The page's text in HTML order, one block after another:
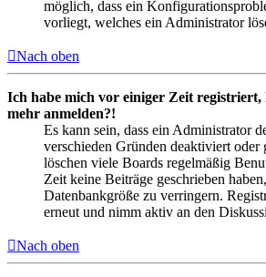
möglich, dass ein
vorliegt, welches ein Administrator
Nach oben
Ich habe mich vor einiger Zeit
mehr anmelden?!
Es kann sein, dass ein Administrator
verschieden Gründen deaktiviert oder
löschen viele Boards regelmäßig
Zeit keine Beiträge geschrieben
Datenbankgröße zu verringern.
erneut und nimm aktiv an den
Nach oben